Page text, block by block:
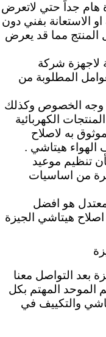
هام جداً حتي لاتعرض
الاستعانة بفني دون
المنتج مما قد يعرض
لاجهزة شركة
المطلوبة من
جيدة.
وجه الخصوص وكذلك
الكهربائية
به لاصلاح
الهواء هيتاشي .
تنظيم موعيد
من اساسيات
هو افضل
اصلاح هيتاشي الجيزة
بعد
التواصل معنا
19089 فهو الرقم الموحد المهتم بكل
والتكييف في